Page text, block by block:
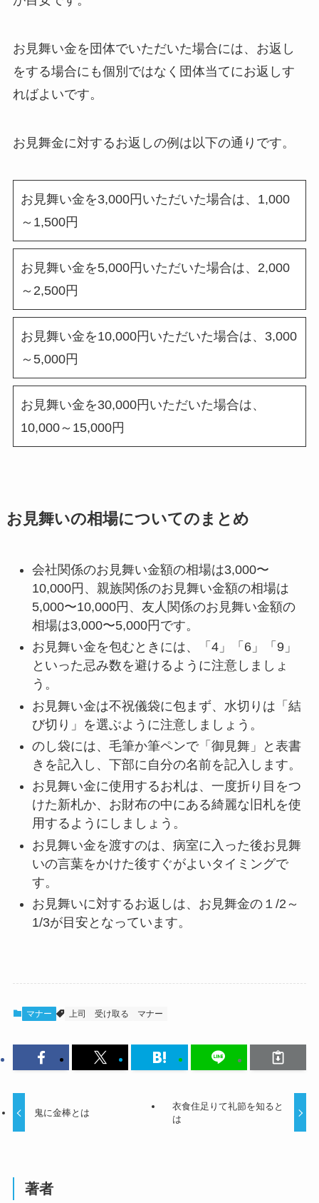
お見舞い金を団体でいただいた場合には、お返し
をする場合にも個別ではなく団体当てにお返しす
ればよいです。
お見舞金に対するお返しの例は以下の通りです。
お見舞い金を3,000円いただいた場合は、1,000
～1,500円
お見舞い金を5,000円いただいた場合は、2,000
～2,500円
お見舞い金を10,000円いただいた場合は、3,000
～5,000円
お見舞い金を30,000円いただいた場合は、
10,000～15,000円
お見舞いの相場についてのまとめ
会社関係のお見舞い金額の相場は3,000〜
10,000円、親族関係のお見舞い金額の相場は
5,000〜10,000円、友人関係のお見舞い金額の
相場は3,000〜5,000円です。
お見舞い金を包むときには、「4」「6」「9」
といった忌み数を避けるように注意しましょ
う。
お見舞い金は不祝儀袋に包まず、水切りは「結
び切り」を選ぶように注意しましょう。
のし袋には、毛筆か筆ペンで「御見舞」と表書
きを記入し、下部に自分の名前を記入します。
お見舞い金に使用するお札は、一度折り目をつ
けた新札か、お財布の中にある綺麗な旧札を使
用するようにしましょう。
お見舞い金を渡すのは、病室に入った後お見舞
いの言葉をかけた後すぐがよいタイミングで
す。
お見舞いに対するお返しは、お見舞金の１/2～
1/3が目安となっています。
マナー 上司 受け取る マナー
鬼に金棒とは
衣食住足りて礼節を知ると
は
著者